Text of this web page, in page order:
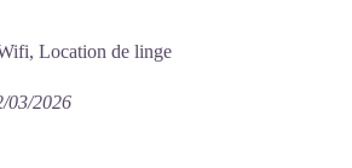
Location de linge
03/2026